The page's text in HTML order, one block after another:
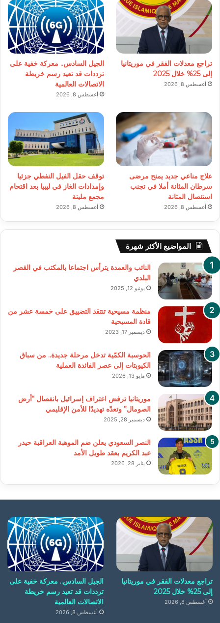
تراجع معدلات الفقر في موريتانيا
إلى 25% خلال 2025
أغسطس 8, 2026
الجيل السادس.. معركة خفية على
ترددات قد تعيد رسم خريطة
الاتصالات العالمية
أغسطس 8, 2026
علاج مناعي جديد يمنح مرضى
سرطان المثانة أملا في تجنب
استئصال المثانة
أغسطس 8, 2026
توقف حقل الفيل النفطي جزئيا
وإمدادات الغاز في ليبيا بعد اقتحام
مجمع مليتة
أغسطس 8, 2026
المواضيع الأكثر شهرة
النائب والعمدة يترأس اجتماعا بالمكتب في القصر
البلدي
يونيو 12, 2025
منظمة مسيحية تنتقد التضييق على خمسة عشر من
قادة المسيحية
ديسمبر 17, 2023
الحوسبة الكمّية تدخل مرحلة جديدة.. من سباق
الكيوبتات إلى عصر الفائدة العملية
مايو 13, 2026
موريتانيا ترفض اعتراف إسرائيل بانفصال “أرض
الصومال” وتعدّه تهديدًا للأمن الإقليمي
ديسمبر 28, 2025
النصر السعودي يعلن ضم الموهبة العراقية حيدر
عبد الكريم بعقد طويل الأمد
يناير 28, 2026
تراجع معدلات الفقر في موريتانيا
إلى 25% خلال 2025
أغسطس 8, 2026
الجيل السادس.. معركة خفية على
ترددات قد تعيد رسم خريطة
الاتصالات العالمية
أغسطس 8, 2026